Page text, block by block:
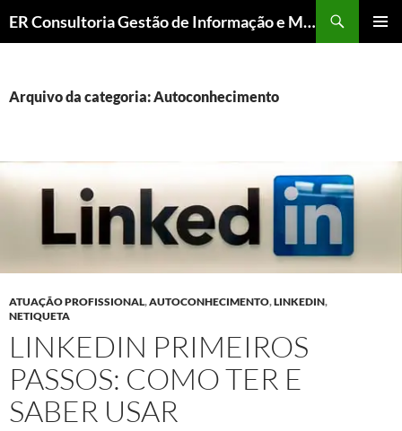
ER Consultoria Gestão de Informação e Memória Institucional
CONTEÚDO
Arquivo da categoria: Autoconhecimento
ATUAÇÃO PROFISSIONAL,AUTOCONHECIMENTO,LINKEDIN,
NETIQUETA
LINKEDIN PRIMEIROS
PASSOS: COMO TER E
SABER USAR